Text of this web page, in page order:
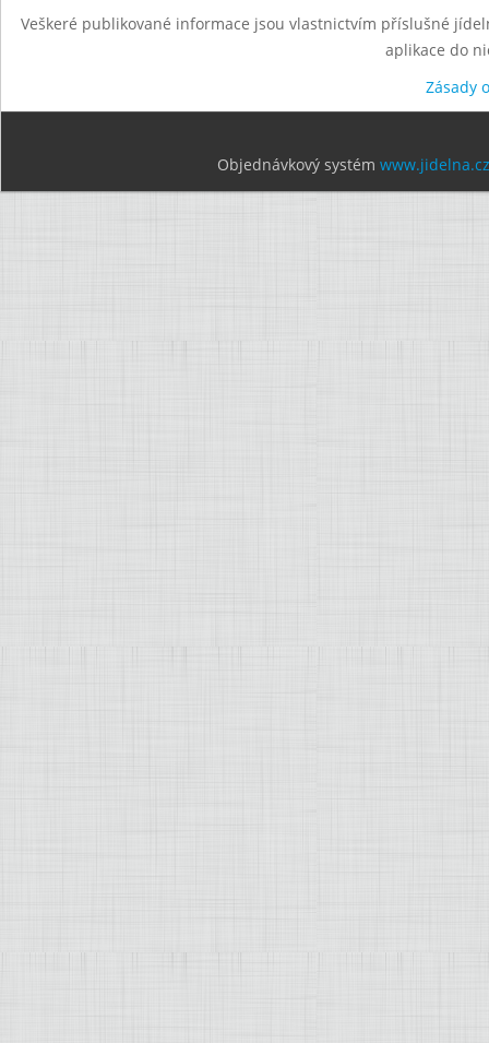
Veškeré publikované informace jsou vlastnictvím příslušné
aplikace do
Zásady
Objednávkový systém www.jidelna.cz